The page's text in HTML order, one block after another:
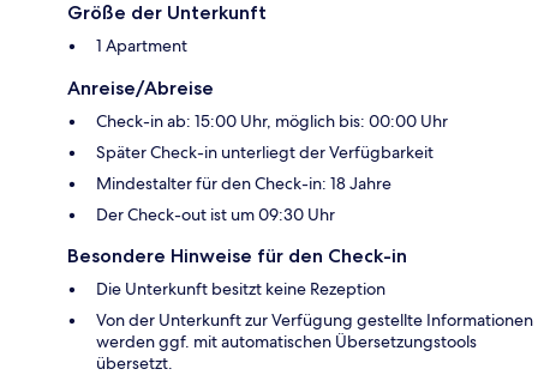
Größe der Unterkunft
1 Apartment
Anreise/Abreise
Check-in ab: 15:00 Uhr, möglich bis: 00:00 Uhr
Später Check-in unterliegt der Verfügbarkeit
Mindestalter für den Check-in: 18 Jahre
Der Check-out ist um 09:30 Uhr
Besondere Hinweise für den Check-in
Die Unterkunft besitzt keine Rezeption
Von der Unterkunft zur Verfügung gestellte Informationen
werden ggf. mit automatischen Übersetzungstools
übersetzt.